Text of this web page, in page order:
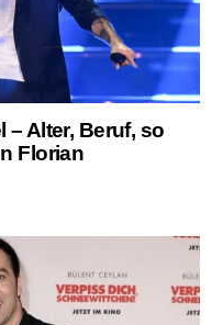
– Alter, Beruf, so
Florian